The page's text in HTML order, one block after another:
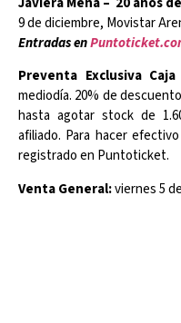
9 de diciembre, Movistar
Entradas en
Preventa Exclusiva
mediodía. 20% de
hasta agotar stock de
afiliado. Para hacer
registrado en Puntoticket.
Venta General:viernes 5